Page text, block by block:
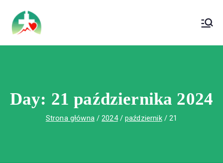
treści
Wojewódzki Szpital Specjalistyczny im.
Św. Rafała w Czerwonej Górze
Day: 21 października 2024
Strona główna 2024 październik 21